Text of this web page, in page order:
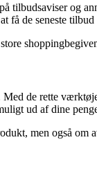
tilbudsaviser og
få de seneste
de rette
ud af dine
men også om